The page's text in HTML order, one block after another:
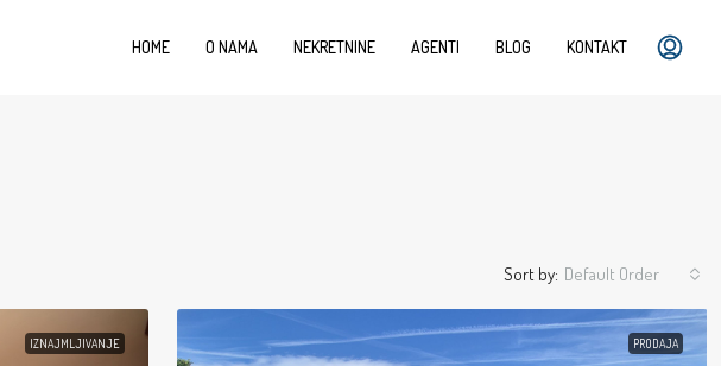
HOME O NAMA NEKRETNINE AGENTI BLOG KONTAKT
Sort by: Default Order
IZNAJMLJIVANJE PRODAJA